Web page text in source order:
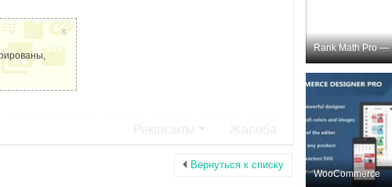
x
Вернуться к списку
Rank Math Pro —
премиум SEO-пл
WooCommerce